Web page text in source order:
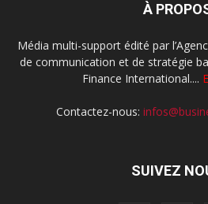
À
Média multi-support édité par
de communication et de stratégie
Finance International....
Contactez-nous:
SUIVEZ